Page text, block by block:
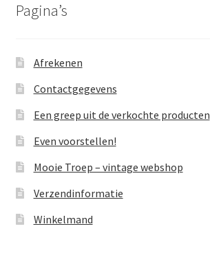
Pagina’s
Afrekenen
Contactgegevens
Een greep uit de verkochte producten
Even voorstellen!
Mooie Troep – vintage webshop
Verzendinformatie
Winkelmand